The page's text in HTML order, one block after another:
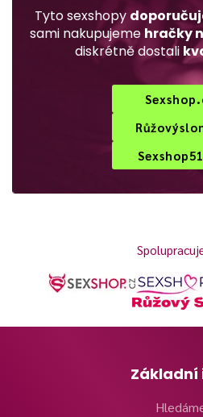
Tyto sexshopy
sami nakupujeme hračky
diskrétně dostali
Základní